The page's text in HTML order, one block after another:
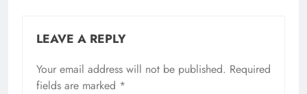
LEAVE A REPLY
Your email address will not be published. Required
fields are marked *